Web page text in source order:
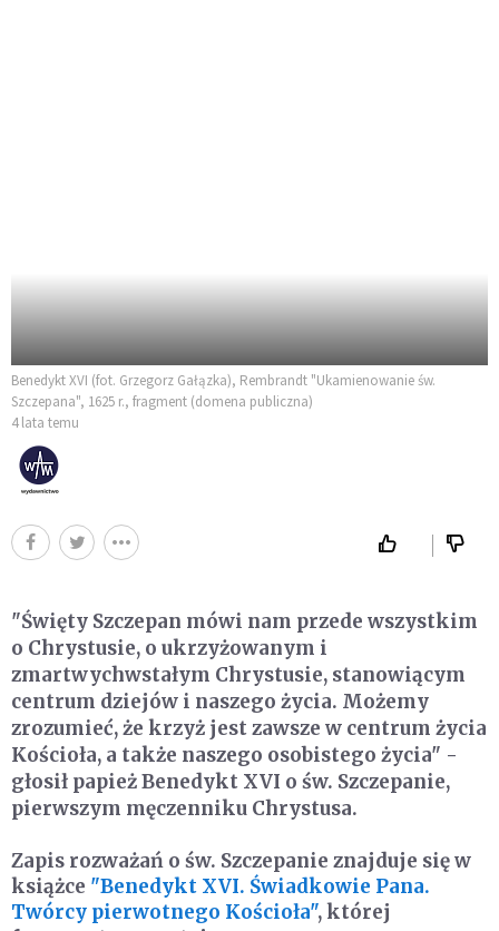
Benedykt XVI (fot. Grzegorz Gałązka), Rembrandt "Ukamienowanie św.
Szczepana", 1625 r., fragment (domena publiczna)
4 lata temu
"Święty Szczepan mówi nam przede wszystkim
o Chrystusie, o ukrzyżowanym i
zmartwychwstałym Chrystusie, stanowiącym
centrum dziejów i naszego życia. Możemy
zrozumieć, że krzyż jest zawsze w centrum życia
Kościoła, a także naszego osobistego życia" -
głosił papież Benedykt XVI o św. Szczepanie,
pierwszym męczenniku Chrystusa.
Zapis rozważań o św. Szczepanie znajduje się w
książce "Benedykt XVI. Świadkowie Pana.
Twórcy pierwotnego Kościoła", której